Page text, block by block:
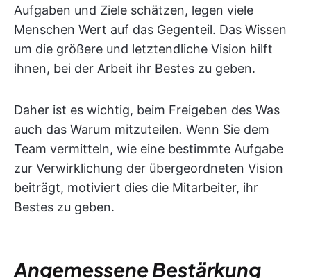
Aufgaben und Ziele schätzen, legen viele
Menschen Wert auf das Gegenteil. Das Wissen
um die größere und letztendliche Vision hilft
ihnen, bei der Arbeit ihr Bestes zu geben.
Daher ist es wichtig, beim Freigeben des Was
auch das Warum mitzuteilen. Wenn Sie dem
Team vermitteln, wie eine bestimmte Aufgabe
zur Verwirklichung der übergeordneten Vision
beiträgt, motiviert dies die Mitarbeiter, ihr
Bestes zu geben.
Angemessene Bestärkung